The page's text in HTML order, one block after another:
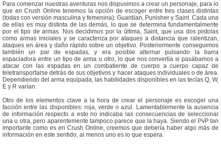
Para comenzar nuestras aventuras nos dispusimos a crear un personaje, para lo
que en Crush Online tenemos la opción de escoger entre tres clases distintas
(todas con versión masculina y femenina): Guardian, Punisher y Saint. Cada una
de ellas es muy distinta de las demás, lo que se determina fundamentalmente
por el tipo de armas. Nos decidimos por la última, Saint, que usa dos pistolas
como armas iniciales y se caracteriza por ataques a distancia que ralentizan,
ataques en área y daño rápido sobre un objetivo. Posteriormente conseguimos
también un par de espadas, y era posible alternar pulsando la barra
espaciadora entre un tipo de arma u otro, lo que nos convertía si pasábamos a
atacar con las espadas en un combatiente de cuerpo a cuerpo capaz de
teletransportarse detrás de sus objetivos y hacer ataques individuales o de área.
Dependiendo del arma equipada, las habilidades disponibles en las teclas Q, W,
E y R varían.
Otro de los elementos clave a la hora de crear el personaje es escoger una
facción entre las disponibles: roja, verde o azul. Lamentablemente la ausencia
de información respecto a esto no indicaba las consecuencias de seleccionar
una u otra, pero aparentemente tampoco parece que la haya. Siendo el PvP tan
importante como es en Crush Online, creemos que debería haber algo más de
información en este sentido, al menos uno es lo que espera.